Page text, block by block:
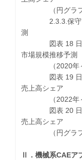
（円グラフ、
2.3.3.保守・サ
測
図表 18 日本に
市場規模推移予測
（2020年～
図表 19 日本に
売上高シェア
（2022年～
図表 20 日本に
売上高シェア
（円グラフ、
Ⅱ．機械系CAEア